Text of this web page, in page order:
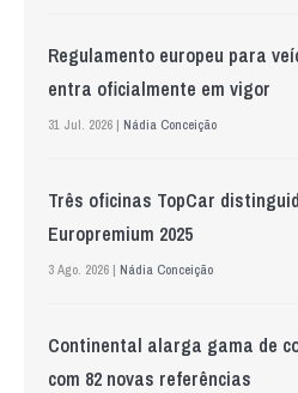
Regulamento europeu para
entra oficialmente em vigor
31 Jul. 2026 | Nádia Conceição
Três oficinas TopCar
Europremium 2025
3 Ago. 2026 | Nádia Conceição
Continental alarga gama de
com 82 novas referências